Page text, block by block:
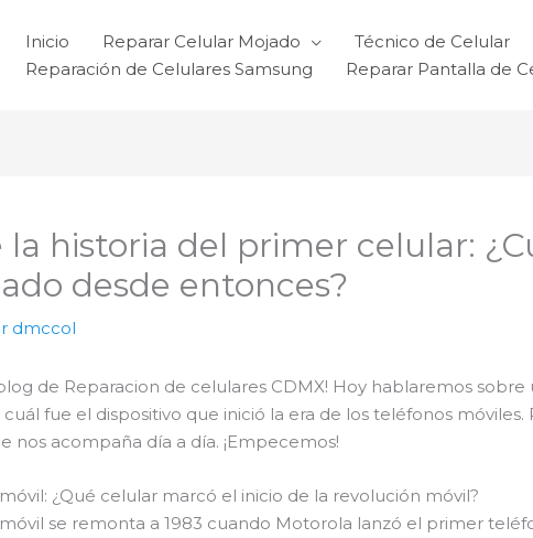
Inicio Reparar Celular Mojado Técnico de Celular
Reparación de Celulares Samsung
Reparar Pantalla de
la historia del primer celular:
desde entonces?
dmccol
de Reparacion de celulares CDMX! Hoy hablaremos
cuál fue el dispositivo que inició la era de los teléfonos
nos acompaña día a día. ¡Empecemos!
¿Qué celular marcó el inicio de la revolución móvil?
se remonta a 1983 cuando Motorola lanzó el primer